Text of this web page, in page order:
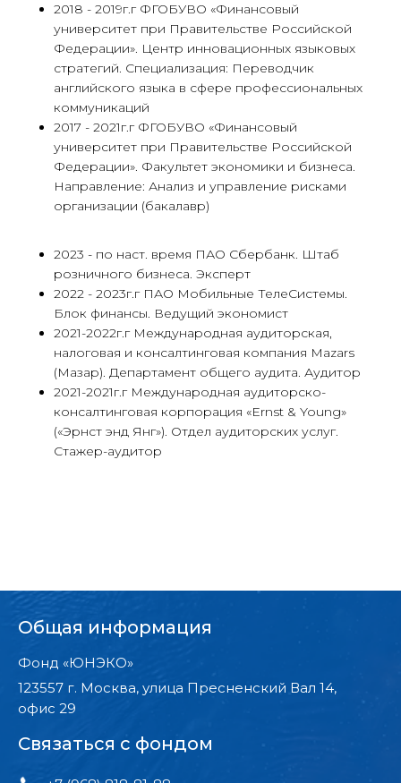
2018 - 2019г.г ФГОБУВО «Финансовый
университет при Правительстве Российской
Федерации». Центр инновационных языковых
стратегий. Специализация: Переводчик
английского языка в сфере профессиональных
коммуникаций
2017 - 2021г.г ФГОБУВО «Финансовый
университет при Правительстве Российской
Федерации». Факультет экономики и бизнеса.
Направление: Анализ и управление рисками
организации (бакалавр)
2023 - по наст. время ПАО Сбербанк. Штаб
розничного бизнеса. Эксперт
2022 - 2023г.г ПАО Мобильные ТелеСистемы.
Блок финансы. Ведущий экономист
2021-2022г.г Международная аудиторская,
налоговая и консалтинговая компания Mazars
(Мазар). Департамент общего аудита. Аудитор
2021-2021г.г Международная аудиторско-
консалтинговая корпорация «Ernst & Young»
(«Эрнст энд Янг»). Отдел аудиторских услуг.
Стажер-аудитор
Общая информация
Фонд «ЮНЭКО»
123557 г. Москва, улица Пресненский Вал 14,
офис 29
Связаться с фондом